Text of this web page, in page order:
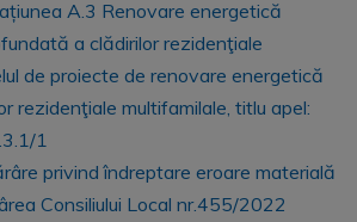
A.3 Renovare energetică
a clădirilor rezidenţiale
de proiecte de renovare energetică
rezidenţiale multifamilale, titlu apel:
1
privind îndreptare eroare materială
Consiliului Local nr.455/2022